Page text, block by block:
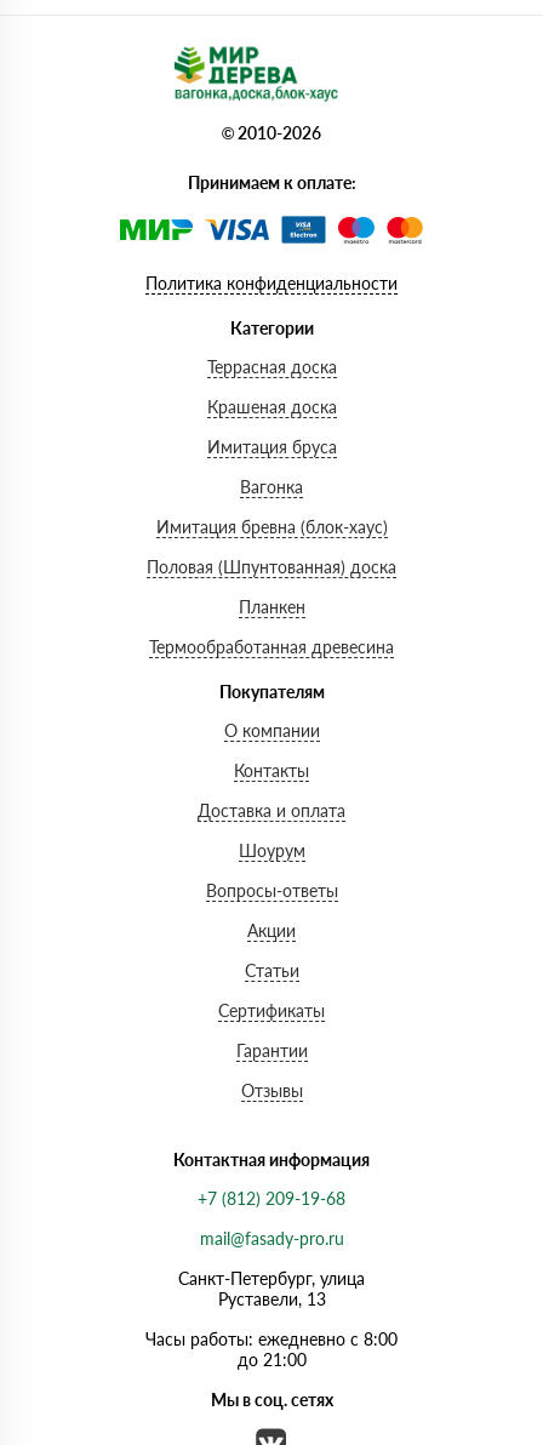
© 2010-2026
Принимаем к оплате:
Политика конфиденциальности
Категории
Террасная доска
Крашеная доска
Имитация бруса
Вагонка
Имитация бревна (блок-хаус)
Половая (Шпунтованная) доска
Планкен
Термообработанная древесина
Покупателям
О компании
Контакты
Доставка и оплата
Шоурум
Вопросы-ответы
Акции
Статьи
Сертификаты
Гарантии
Отзывы
Контактная информация
+7 (812) 209-19-68
mail@fasady-pro.ru
Санкт-Петербург, улица
Руставели, 13
Часы работы: ежедневно с 8:00
до 21:00
Мы в соц. сетях